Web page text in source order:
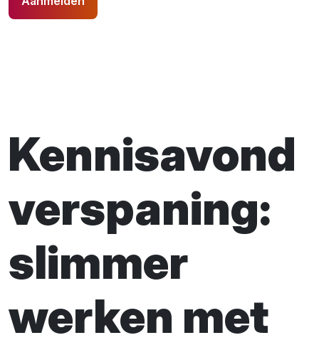
Kennisavond
verspaning:
slimmer
werken met